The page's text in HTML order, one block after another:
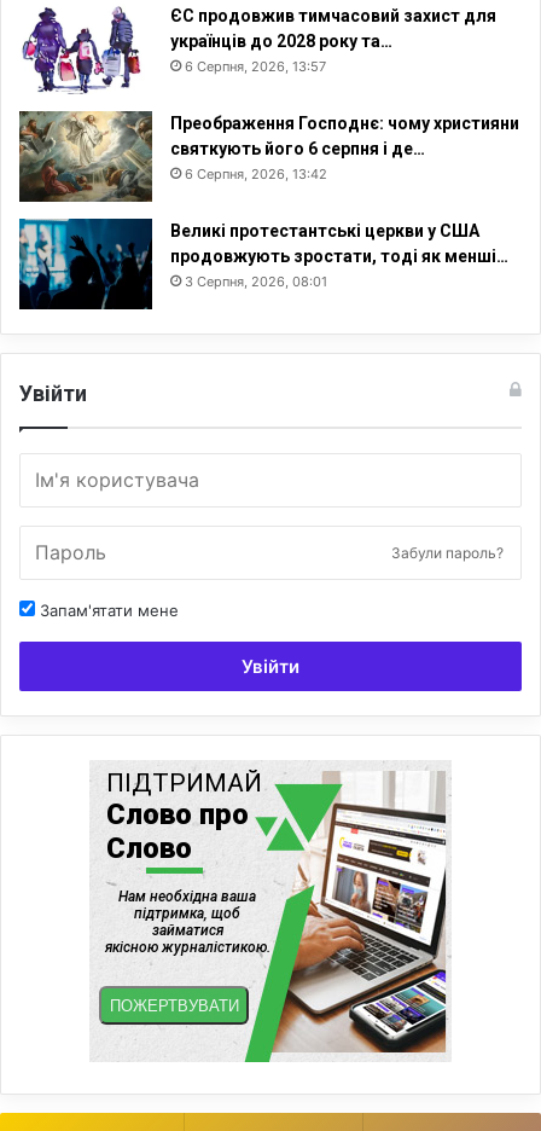
ЄС продовжив тимчасовий захист для
українців до 2028 року та…
6 Серпня, 2026, 13:57
Преображення Господнє: чому християни
святкують його 6 серпня і де…
6 Серпня, 2026, 13:42
Великі протестантські церкви у США
продовжують зростати, тоді як менші…
3 Серпня, 2026, 08:01
Увійти
Забули пароль?
Запам'ятати мене
Увійти